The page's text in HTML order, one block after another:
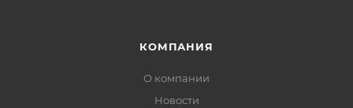
КОМПАНИЯ
О компании
Новости